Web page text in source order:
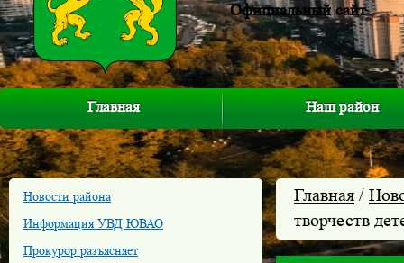
Официальный сайт
Главная Наш район
Новости района
Информация УВД ЮВАО
Прокурор разъясняет
Главная /
творчеств